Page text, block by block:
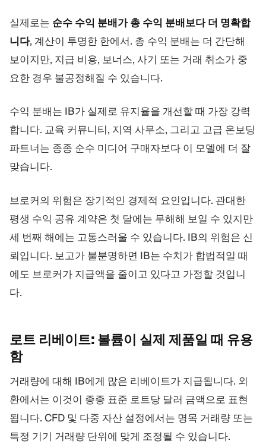
실제로는 순수 수익 분배가 총 수익 분배보다 더 명확합
니다, 계산이 투명한 한에서. 총 수익 분배는 더 간단해
보이지만, 지급 비용, 보너스, 사기 또는 거래 취소가 중
요한 경우 불공정해질 수 있습니다.
수익 분배는 IB가 실제로 유지율을 개선할 때 가장 강력
합니다. 교육 커뮤니티, 지역 사무소, 그리고 고급 온보딩
파트너는 종종 순수 미디어 구매자보다 이 모델에 더 잘
맞습니다.
브로커의 위험은 장기적인 경제적 요인입니다. 관대한
평생 수익 공유 계약은 첫 달에는 무해해 보일 수 있지만
세 번째 해에는 고통스러울 수 있습니다. IB의 위험은 신
뢰입니다. 보고가 불분명하면 IB는 수치가 합법적일 때
에도 브로커가 지급액을 줄이고 있다고 가정할 것입니
다.
로트 리베이트: 볼륨이 실제 제품일 때 유용
함
거래량에 대해 IB에게 많은 리베이트가 지급됩니다. 외
환에서는 이것이 종종 표준 로트당 달러 금액으로 표현
됩니다. CFD 및 다중 자산 설정에서는 명목 거래량 또는
특정 기기 거래량 단위에 맞게 조정될 수 있습니다.